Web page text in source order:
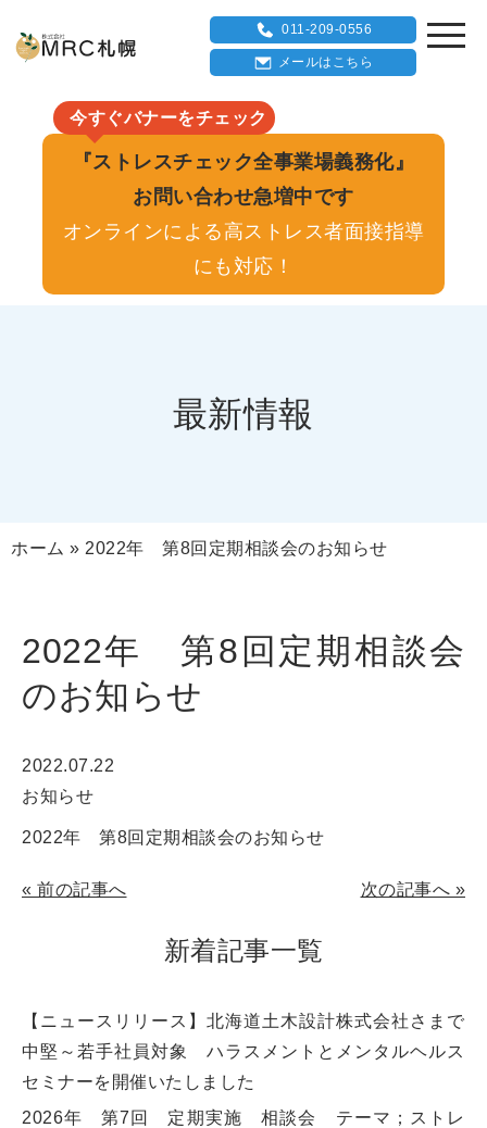
011-209-0556
メールはこちら
今すぐバナーをチェック
『ストレスチェック全事業場義務化』
お問い合わせ急増中です
オンラインによる高ストレス者面接指導
にも対応！
最新情報
ホーム » 2022年 第8回定期相談会のお知らせ
2022年 第8回定期相談会
のお知らせ
2022.07.22
お知らせ
2022年 第8回定期相談会のお知らせ
« 前の記事へ 次の記事へ »
新着記事一覧
【ニュースリリース】北海道土木設計株式会社さまで
中堅～若手社員対象 ハラスメントとメンタルヘルス
セミナーを開催いたしました
2026年 第7回 定期実施 相談会 テーマ；ストレ